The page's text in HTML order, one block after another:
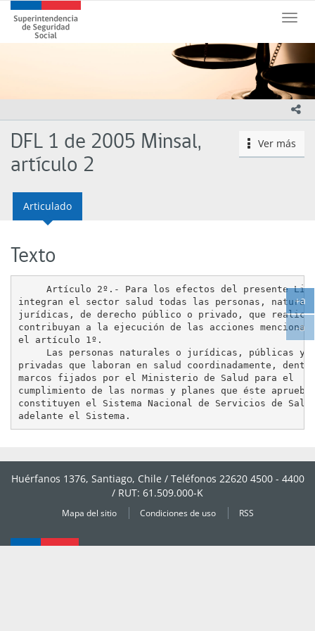
principal
Toggle
Superintendencia
de
Seguridad
Gobierno
Chile
icono
Ver más
DFL 1 de 2005 Minsal,
artículo 2
Articulado
Texto
Artículo 2º.- Para los efectos del presente
integran el sector salud todas las personas,
jurídicas, de derecho público o privado, que
contribuyan a la ejecución de las acciones
el artículo 1º.
     Las personas naturales o jurídicas, públicas y
privadas que laboran en salud coordinadamente,
marcos fijados por el Ministerio de Salud para el
cumplimiento de las normas y planes que éste
constituyen el Sistema Nacional de Servicios de
Huérfanos 1376, Santiago, Chile / Teléfonos 22620 4500 - 4400
/ RUT: 61.509.000-K
Mapa del sitio Condiciones de uso RSS
+a
-a